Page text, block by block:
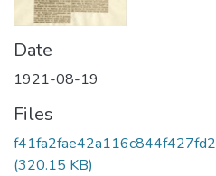
Date
1921-08-19
Files
(320.15 KB)